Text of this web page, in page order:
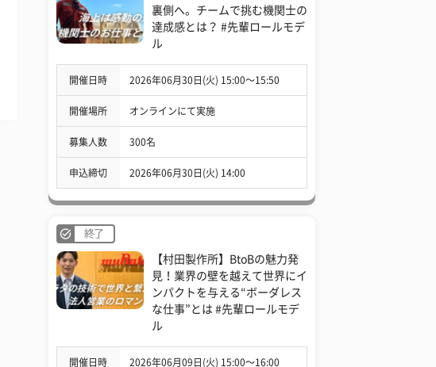
裏側へ。チームで挑む機関士の
達成感とは？ #先輩ロールモデ
ル
開催日時 2026年06月30日(火) 15:00〜15:50
開催場所 オンラインにて実施
募集人数 300名
申込締切 2026年06月30日(火) 14:00
終了
【村田製作所】BtoBの魅力発
見！業界の壁を越えて世界にイ
ンパクトを与える“ボーダレス
な仕事”とは #先輩ロールモデ
ル
開催日時 2026年06月09日(火) 15:00〜16:00